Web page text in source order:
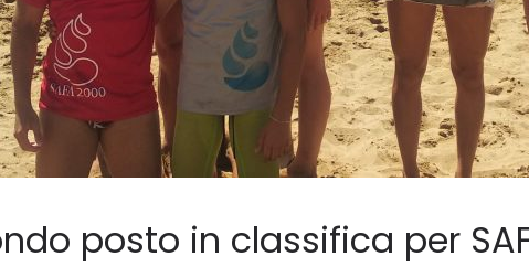
posto in classifica per